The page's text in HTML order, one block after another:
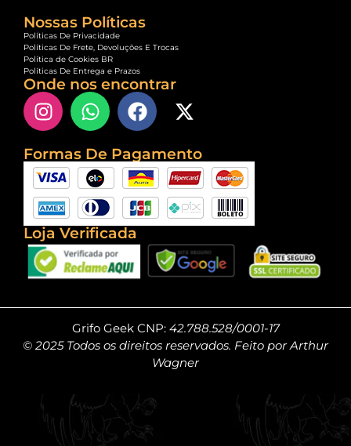
Nossas Políticas
Políticas De Privacidade
Políticas De Frete, Devoluções E Trocas
Política de Cookies BR
Políticas De Entrega e Prazos
Onde nos encontrar
Formas De Pagamento
Loja Verificada
Grifo Geek CNP: 42.788.528/0001-17
© 2025 Todos os direitos reservados. Feito por Arthur
Wagner